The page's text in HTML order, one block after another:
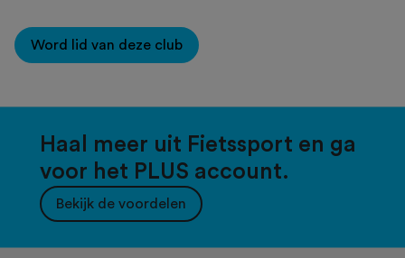
Word lid van deze club
Haal meer uit Fietssport en ga
voor het PLUS account.
Bekijk de voordelen